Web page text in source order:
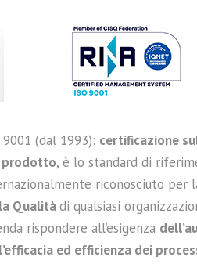
9001 (dal 1993): certificazione
prodotto, è lo standard di
riconosciuto per
Qualitàdi qualsiasi
rispondere all’esigenza
ed efficienza dei